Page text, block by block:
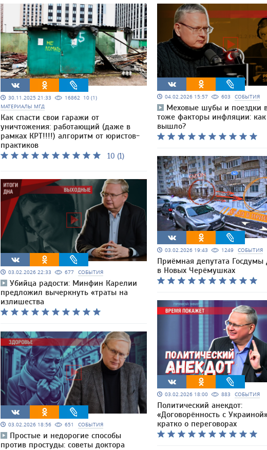
30.11.2025 21:33 16862 10 (1)
МАТЕРИАЛЫ МГД
Как спасти свои гаражи от
уничтожения: работающий (даже в
рамках КРТ!!!!) алгоритм от юристов-
практиков
10 (1)
03.02.2026 22:33 677 СОБЫТИЯ
Убийца радости: Минфин Карелии
предложил вычеркнуть «траты на
излишества
03.02.2026 18:56 651 СОБЫТИЯ
Простые и недорогие способы
против простуды: советы доктора
04.02.2026 15:57 603 СОБЫТИЯ
Меховые шубы и поездки
тоже факторы инфляции: как
вышло?
03.02.2026 19:43 1249 СОБЫТИЯ
Приёмная депутата Госдумы
в Новых Черёмушках
03.02.2026 18:00 883 СОБЫТИЯ
Политический анекдот:
«Договорённость с
кратко о переговорах